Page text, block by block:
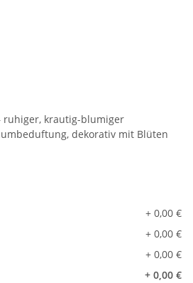
ruhiger, krautig-blumiger
dekorativ mit Blüten
+ 0,00 €
+ 0,00 €
+ 0,00 €
+ 0,00 €